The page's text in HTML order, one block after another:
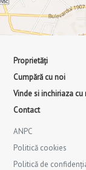
Proprietăți
Cumpără cu noi
Vinde si inchiriaza cu
Contact
ANPC
Politică cookies
Politică de